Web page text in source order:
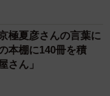
極夏彦さんの言葉に
本棚に140冊を積
ん」